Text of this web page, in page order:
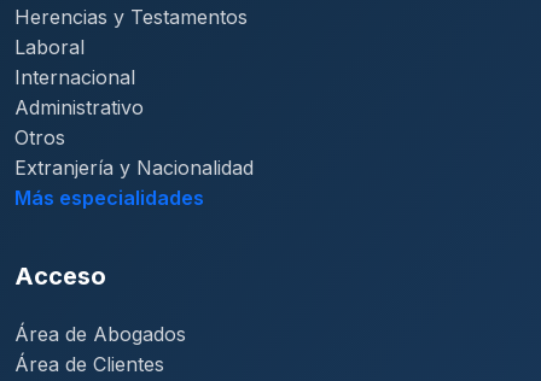
Herencias y Testamentos
Laboral
Internacional
Administrativo
Otros
Extranjería y Nacionalidad
Más especialidades
Acceso
Área de Abogados
Área de Clientes